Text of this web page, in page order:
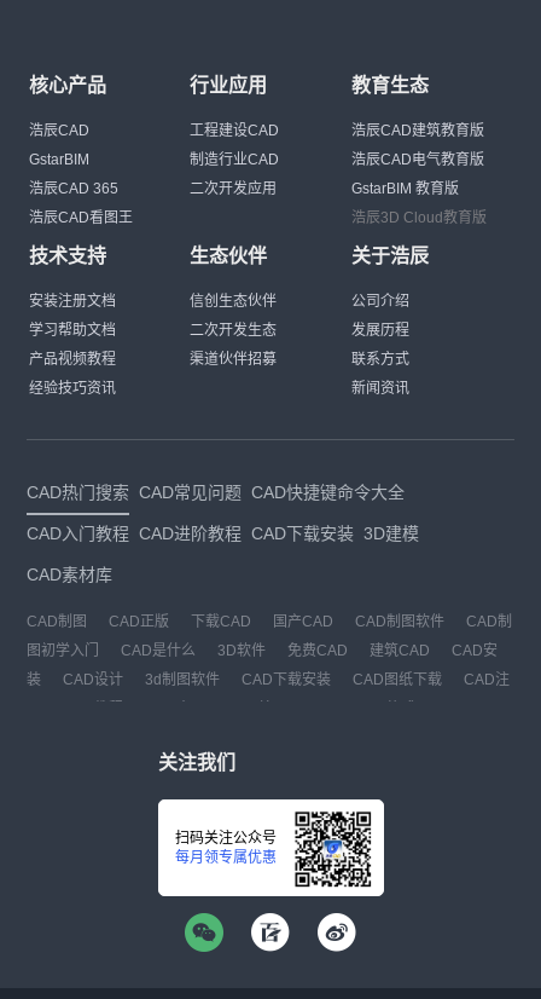
核心产品
浩辰CAD
GstarBIM
浩辰CAD 365
浩辰CAD看图王
行业应用
工程建设CAD
制造行业CAD
二次开发应用
教育生态
浩辰CAD建筑教育版
浩辰CAD电气教育版
GstarBIM 教育版
浩辰3D Cloud教育版
技术支持
安装注册文档
学习帮助文档
产品视频教程
经验技巧资讯
生态伙伴
信创生态伙伴
二次开发生态
渠道伙伴招募
关于浩辰
公司介绍
发展历程
联系方式
新闻资讯
CAD热门搜索 CAD常见问题 CAD快捷键命令大全
CAD入门教程 CAD进阶教程 CAD下载安装 3D建模
CAD素材库
CAD制图 CAD正版 下载CAD 国产CAD CAD制图软件
CAD制
图初学入门
CAD是什么 3D软件 免费CAD 建筑CAD
CAD安
装
CAD设计 3d制图软件 CAD下载安装 CAD图纸下载
CAD注
关注我们
扫码关注公众号
每月领专属优惠